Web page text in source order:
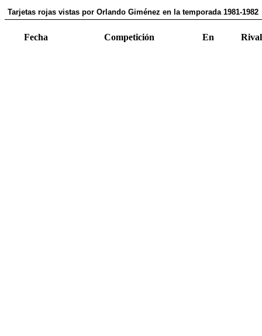
Tarjetas rojas vistas por Orlando Giménez en la temporada 1981-1982
Fecha Competición En Rival